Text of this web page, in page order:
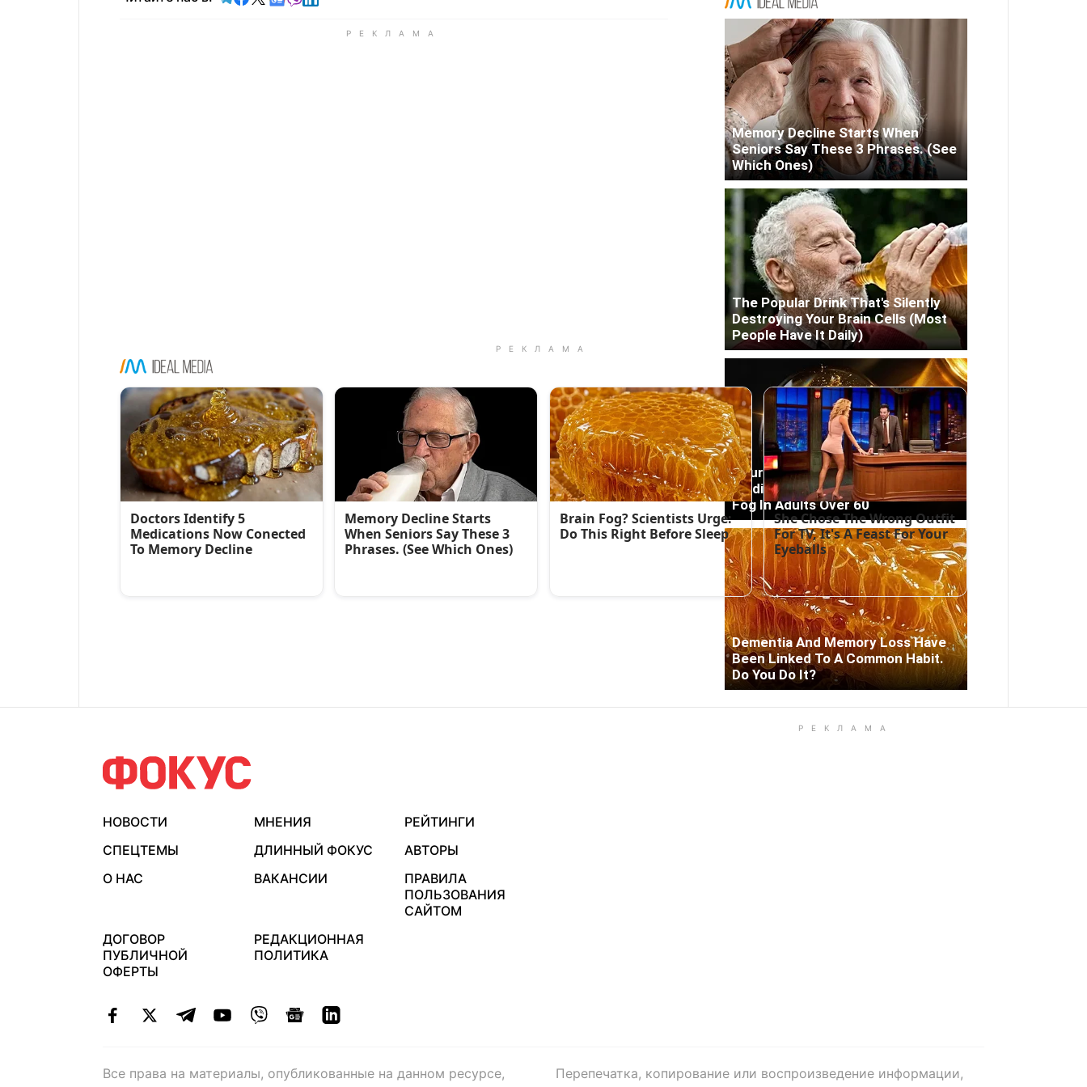
НОВОСТИ МНЕНИЯ
РЕЙТИНГИ
СПЕЦТЕМЫ
ДЛИННЫЙ ФОКУС
АВТОРЫ
О НАС
ВАКАНСИИ
ПРАВИЛА
ПОЛЬЗОВАНИЯ
САЙТОМ
ДОГОВОР
ПУБЛИЧНОЙ
ОФЕРТЫ
РЕДАКЦИОННАЯ
ПОЛИТИКА
Все права на материалы, опубликованные на данном ресурсе,
Перепечатка, копирование или воспроизведение информации,